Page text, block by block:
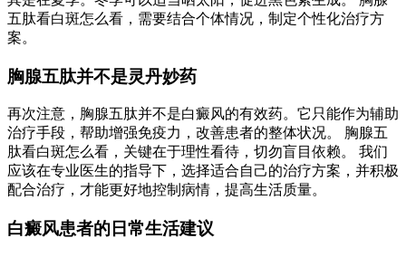
五肽看白斑怎么看，需要结合个体情况，制定个性化治疗方
案。
胸腺五肽并不是灵丹妙药
再次注意，胸腺五肽并不是白癜风的有效药。它只能作为辅助
治疗手段，帮助增强免疫力，改善患者的整体状况。 胸腺五
肽看白斑怎么看，关键在于理性看待，切勿盲目依赖。 我们
应该在专业医生的指导下，选择适合自己的治疗方案，并积极
配合治疗，才能更好地控制病情，提高生活质量。
白癜风患者的日常生活建议